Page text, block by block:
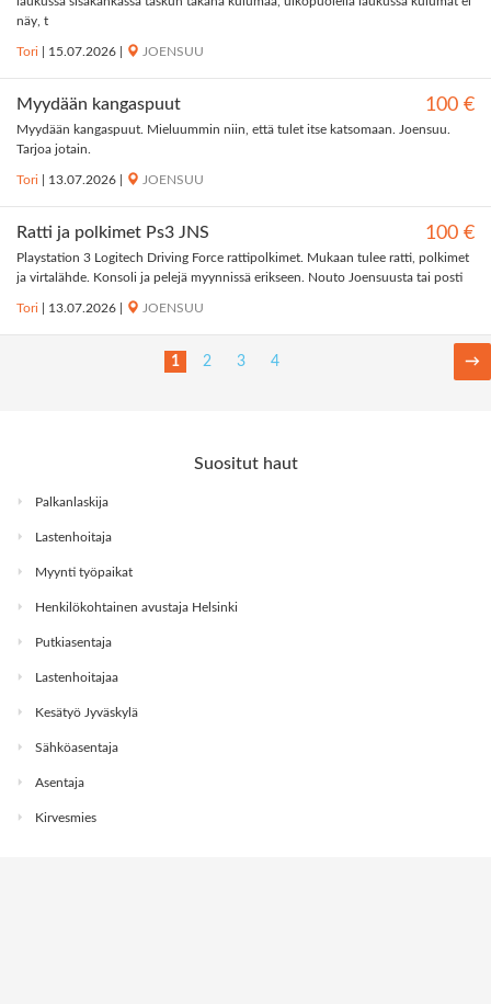
näy, t
Tori 15.07.2026 JOENSUU
Myydään kangaspuut 100 €
Myydään kangaspuut. Mieluummin niin, että tulet itse katsomaan. Joensuu.
Tarjoa jotain.
Tori 13.07.2026 JOENSUU
Ratti ja polkimet Ps3 JNS 100 €
Playstation 3 Logitech Driving Force rattipolkimet. Mukaan tulee ratti, polkimet
ja virtalähde. Konsoli ja pelejä myynnissä erikseen. Nouto Joensuusta tai posti
Tori 13.07.2026 JOENSUU
1 2 3 4 →
Suositut haut
Palkanlaskija
Lastenhoitaja
Myynti työpaikat
Henkilökohtainen avustaja Helsinki
Putkiasentaja
Lastenhoitajaa
Kesätyö Jyväskylä
Sähköasentaja
Asentaja
Kirvesmies